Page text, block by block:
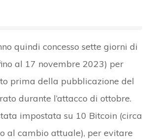
quindi concesso sette giorni di
al 17 novembre 2023) per
prima della pubblicazione del
durante l’attacco di ottobre.
impostata su 10 Bitcoin (circa
al cambio attuale), per evitare